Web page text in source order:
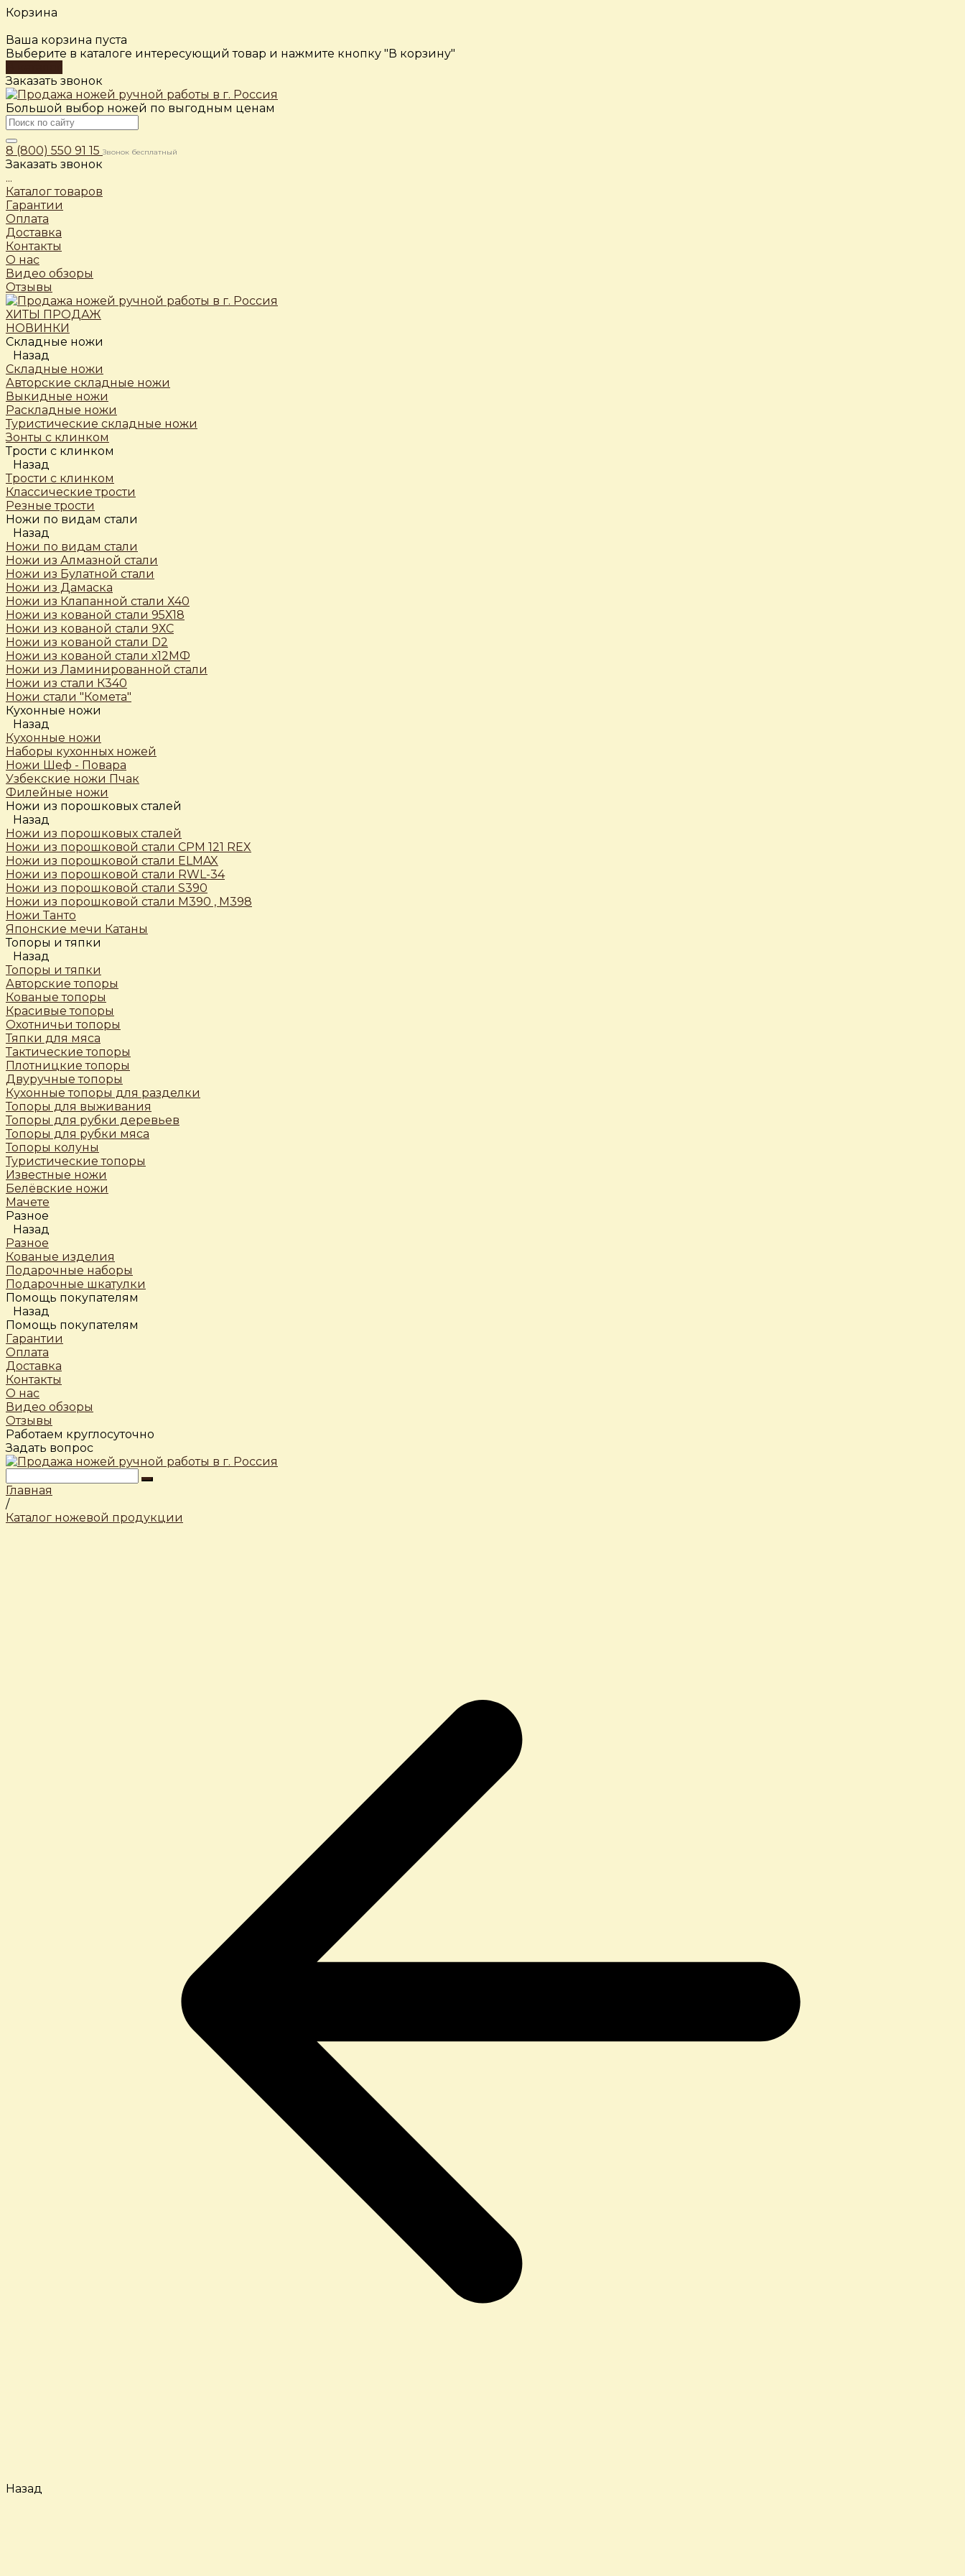
Корзина
Ваша корзина пуста
Выберите в каталоге интересующий товар и нажмите кнопку "В корзину"
Заказать звонок
Большой выбор ножей по выгодным ценам
8 (800) 550 91 15 Звонок бесплатный
Заказать звонок
...
Каталог товаров
Гарантии
Оплата
Доставка
Контакты
О нас
Видео обзоры
Отзывы
ХИТЫ ПРОДАЖ
НОВИНКИ
Складные ножи
Назад
Складные ножи
Авторские складные ножи
Выкидные ножи
Раскладные ножи
Туристические складные ножи
Зонты с клинком
Трости c клинком
Назад
Трости c клинком
Классические трости
Резные трости
Ножи по видам стали
Назад
Ножи по видам стали
Ножи из Алмазной стали
Ножи из Булатной стали
Ножи из Дамаска
Ножи из Клапанной стали Х40
Ножи из кованой стали 95Х18
Ножи из кованой стали 9ХС
Ножи из кованой стали D2
Ножи из кованой стали х12МФ
Ножи из Ламинированной стали
Ножи из стали К340
Ножи стали "Комета"
Кухонные ножи
Назад
Кухонные ножи
Наборы кухонных ножей
Ножи Шеф - Повара
Узбекские ножи Пчак
Филейные ножи
Ножи из порошковых сталей
Назад
Ножи из порошковых сталей
Ножи из порошковой стали CPM 121 REX
Ножи из порошковой стали ELMAX
Ножи из порошковой стали RWL-34
Ножи из порошковой стали S390
Ножи из порошковой стали М390 , М398
Ножи Танто
Японские мечи Катаны
Топоры и тяпки
Назад
Топоры и тяпки
Авторские топоры
Кованые топоры
Красивые топоры
Охотничьи топоры
Тяпки для мяса
Тактические топоры
Плотницкие топоры
Двуручные топоры
Кухонные топоры для разделки
Топоры для выживания
Топоры для рубки деревьев
Топоры для рубки мяса
Топоры колуны
Туристические топоры
Известные ножи
Белёвские ножи
Мачете
Разное
Назад
Разное
Кованые изделия
Подарочные наборы
Подарочные шкатулки
Помощь покупателям
Назад
Помощь покупателям
Гарантии
Оплата
Доставка
Контакты
О нас
Видео обзоры
Отзывы
Работаем круглосуточно
Задать вопрос
Главная
/
Каталог ножевой продукции
Назад